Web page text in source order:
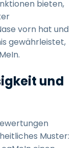
bieten,
vorn hat und
gewährleistet,
und
Muster: